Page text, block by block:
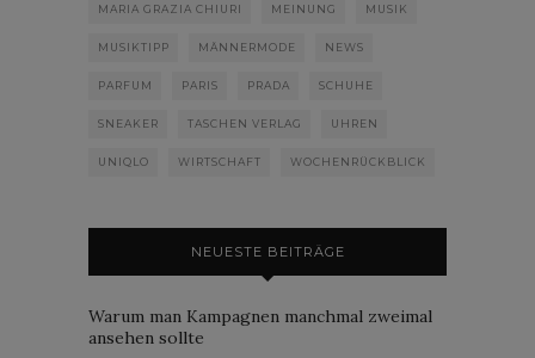
MARIA GRAZIA CHIURI MEINUNG MUSIK
MUSIKTIPP MÄNNERMODE NEWS
PARFUM PARIS PRADA SCHUHE
SNEAKER TASCHEN VERLAG UHREN
UNIQLO WIRTSCHAFT WOCHENRÜCKBLICK
NEUESTE BEITRÄGE
Warum man Kampagnen manchmal zweimal
ansehen sollte